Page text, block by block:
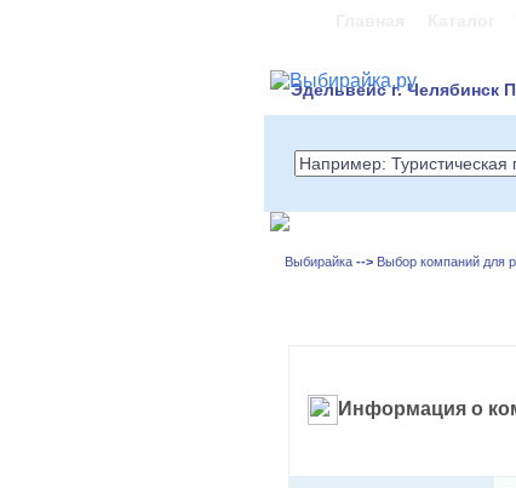
Эдельвейс г. Челябинск
Выбирайка --> Выбор компаний для
Информация о